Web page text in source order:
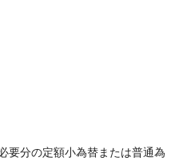
要分の定額小為替または普通為